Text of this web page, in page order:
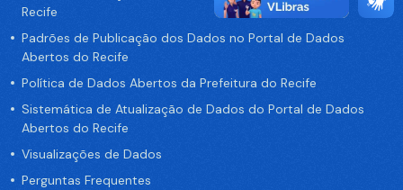
Recife
Padrões de Publicação dos Dados no Portal de Dados
Abertos do Recife
Política de Dados Abertos da Prefeitura do Recife
Sistemática de Atualização de Dados do Portal de Dados
Abertos do Recife
Visualizações de Dados
Perguntas Frequentes